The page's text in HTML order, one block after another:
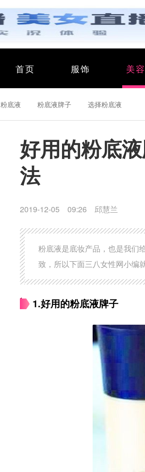
首页 服饰 美容
粉底液 粉底液牌子 选择粉底液
好用的粉底
法
2019-12-05 09:26 邱慧兰
粉底液是底妆产品，也是我们
致，所以下面三八女性网小编
1.好用的粉底液牌子